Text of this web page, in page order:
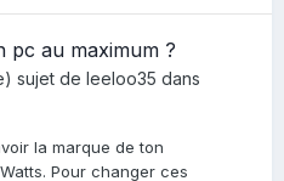
pc au maximum ?
sujet de leeloo35 dans
la marque de ton
Pour changer ces